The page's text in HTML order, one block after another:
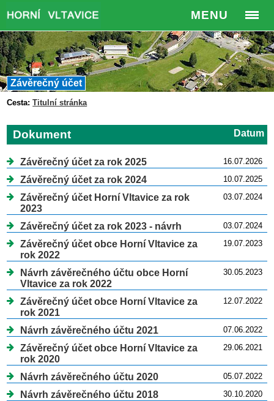
MENU
Závěrečný účet
Cesta: Titulní stránka
Datum
Dokument
16.07.2026
Závěrečný účet za rok 2025
10.07.2025
Závěrečný účet za rok 2024
03.07.2024
Závěrečný účet Horní Vltavice za rok
2023
03.07.2024
Závěrečný účet za rok 2023 - návrh
19.07.2023
Závěrečný účet obce Horní Vltavice za
rok 2022
30.05.2023
Návrh závěrečného účtu obce Horní
Vltavice za rok 2022
12.07.2022
Závěrečný účet obce Horní Vltavice za
rok 2021
07.06.2022
Návrh závěrečného účtu 2021
29.06.2021
Závěrečný účet obce Horní Vltavice za
rok 2020
05.07.2022
Návrh závěrečného účtu 2020
30.10.2020
Návrh závěrečného účtu 2018